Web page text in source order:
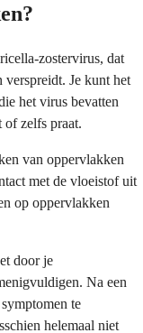
zostervirus, dat
Je kunt het
het virus bevatten
of zelfs praat.
van oppervlakken
met de vloeistof uit
op oppervlakken
door je
Na een
te
helemaal niet